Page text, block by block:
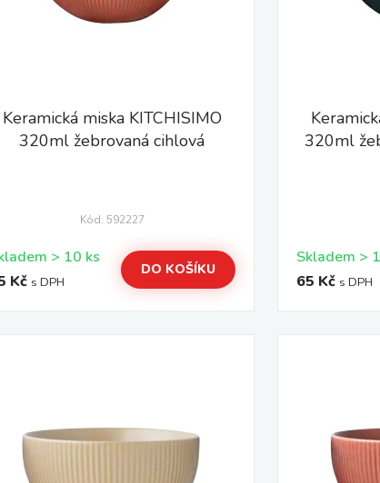
Keramická miska KITCHISIMO
320ml žebrovaná cihlová
Kód: 592227
Skladem > 10 ks
Kč s DPH
DO KOŠÍKU
320ml
65 Kč s DPH